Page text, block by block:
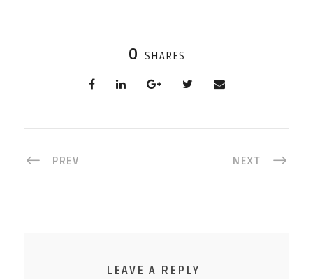
0 SHARES
PREV NEXT
LEAVE A REPLY